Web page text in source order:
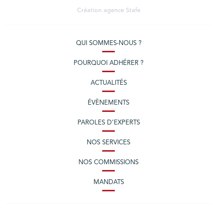
Création agence Stafe
QUI SOMMES-NOUS ?
POURQUOI ADHÉRER ?
ACTUALITÉS
ÉVÈNEMENTS
PAROLES D’EXPERTS
NOS SERVICES
NOS COMMISSIONS
MANDATS